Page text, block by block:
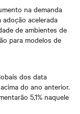
na demanda
adoção acelerada
de ambientes de
para modelos de
dos data
do ano anterior.
5,1% naquele